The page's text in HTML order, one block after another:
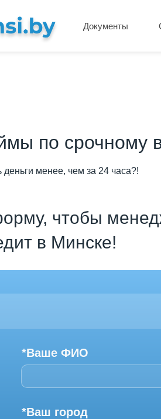
Документы
по срочному
деньги менее, чем за 24 часа?!
чтобы
в Минске!
*Ваше ФИО
*Ваш город